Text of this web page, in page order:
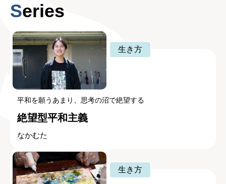
Series
生き方
平和を願うあまり、思考の沼で絶望する
絶望型平和主義
なかむた
生き方